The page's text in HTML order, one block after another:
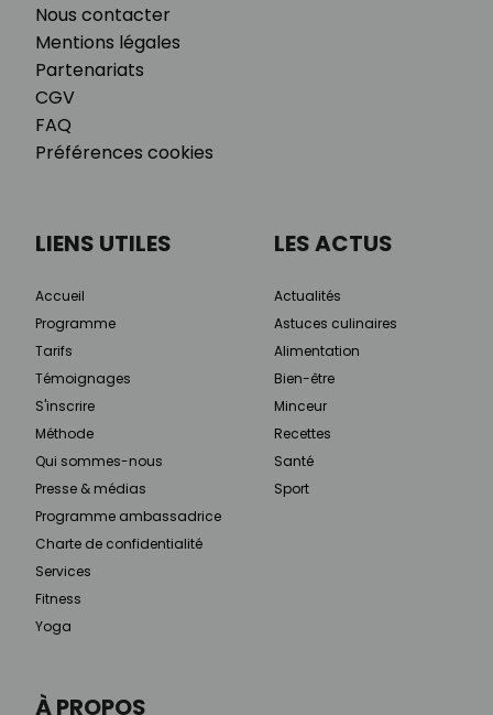
Nous contacter
Mentions légales
Partenariats
CGV
FAQ
Préférences cookies
À PROPOS
LIENS UTILES
Accueil
Programme
Tarifs
Témoignages
S'inscrire
Méthode
Qui sommes-nous
Presse & médias
Programme ambassadrice
Charte de confidentialité
Services
Fitness
Yoga
LES ACTUS
Actualités
Astuces culinaires
Alimentation
Bien-être
Minceur
Recettes
Santé
Sport